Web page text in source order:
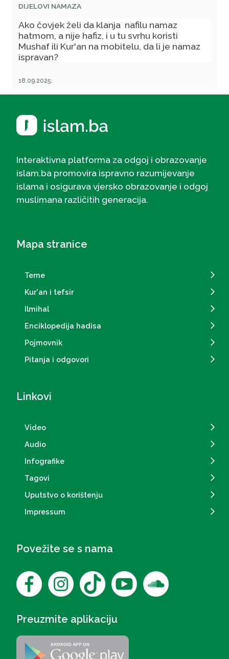
DIJELOVI NAMAZA
Ako čovjek želi da klanja nafilu namaz
hatmom, a nije hafiz, i u tu svrhu koristi
Mushaf ili Kur'an na mobitelu, da li je namaz
ispravan?
18.09.2025.
Interaktivna platforma za odgoj i obrazovanje
islam.ba promovira ispravno razumijevanje
islama i osigurava vjersko obrazovanje i odgoj
muslimana različitih generacija.
Mapa stranice
Teme
Kur'an i tefsir
Ilmihal
Enciklopedija hadisa
Pojmovnik
Pitanja i odgovori
Linkovi
Video
Audio
Infografike
Tagovi
Uputstvo o korištenju
Impressum
Povežite se s nama
Preuzmite aplikaciju